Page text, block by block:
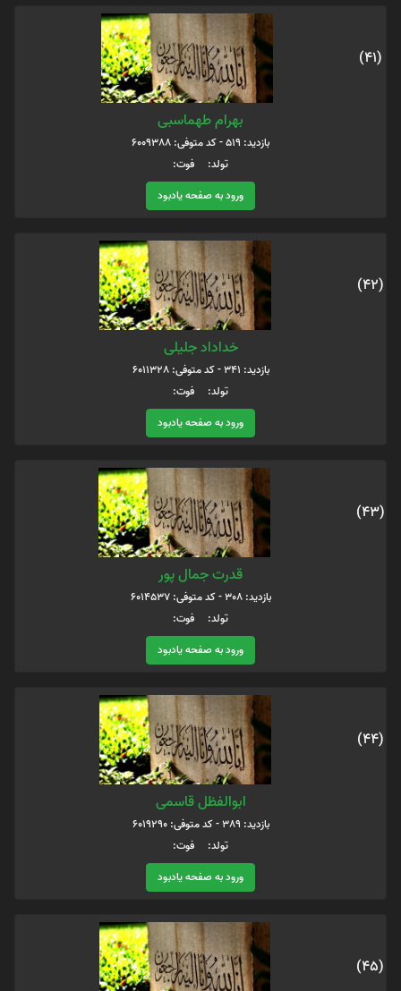
(41)
بهرام طهماسبی
بازدید: 519 - کد متوفی: 6009388
تولد: فوت:
ورود به صفحه یادبود
(42)
خداداد جلیلی
بازدید: 341 - کد متوفی: 6011328
تولد: فوت:
ورود به صفحه یادبود
(43)
قدرت جمال پور
بازدید: 308 - کد متوفی: 6014537
تولد: فوت:
ورود به صفحه یادبود
(44)
ابوالفظل قاسمی
بازدید: 389 - کد متوفی: 6019290
تولد: فوت:
ورود به صفحه یادبود
(45)